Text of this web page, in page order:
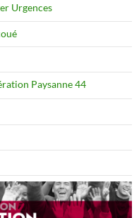
Urgences
Paysanne 44